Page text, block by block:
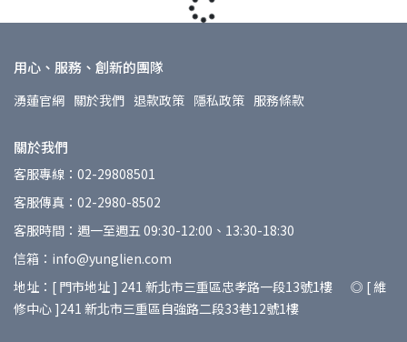
用心、服務、創新的團隊
湧蓮官網 關於我們 退款政策 隱私政策 服務條款
關於我們
客服專線：02-29808501
客服傳真：02-2980-8502
客服時間：週一至週五 09:30-12:00、13:30-18:30
信箱：info@yunglien.com
地址：[ 門市地址 ] 241 新北市三重區忠孝路一段13號1樓 ◎ [ 維
修中心 ]241 新北市三重區自強路二段33巷12號1樓